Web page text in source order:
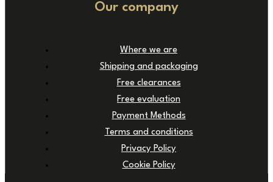
Our company
Where we are
Shipping and packaging
Free clearances
Free evaluation
Payment Methods
Terms and conditions
Privacy Policy
Cookie Policy